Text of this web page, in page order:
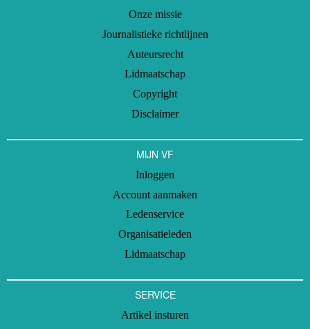
Onze missie
Journalistieke richtlijnen
Auteursrecht
Lidmaatschap
Copyright
Disclaimer
MIJN VF
Inloggen
Account aanmaken
Ledenservice
Organisatieleden
Lidmaatschap
SERVICE
Artikel insturen